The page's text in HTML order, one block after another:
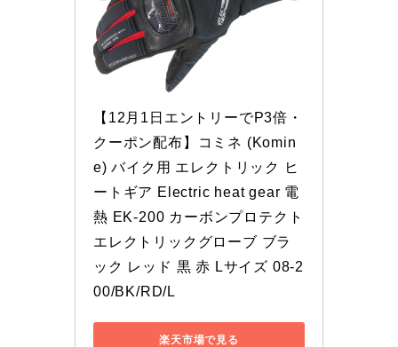
【12月1日エントリーでP3倍・
クーポン配布】コミネ (Komin
e) バイク用 エレクトリック ヒ
ートギア Electric heat gear 電
熱 EK-200 カーボンプロテクト
エレクトリックグローブ ブラ
ック レッド 黒 赤 Lサイズ 08-2
00/BK/RD/L
楽天市場で見る